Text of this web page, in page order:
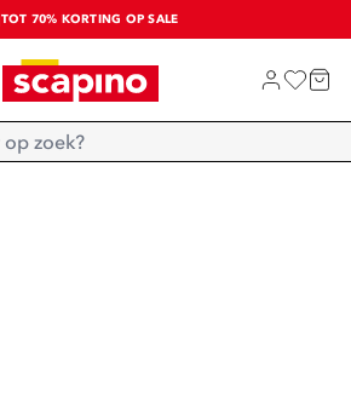
TOT 70% KORTING OP SALE
SALE: LAATSTE KANS!
SHOP NIEUW
Home